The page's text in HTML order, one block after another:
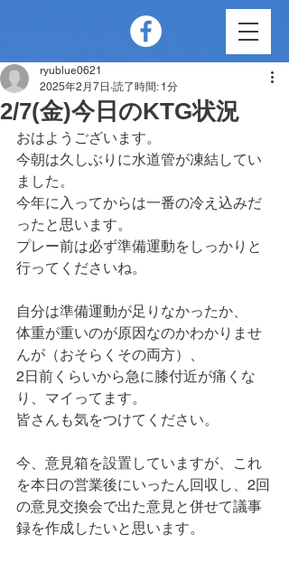
2/7(金)今日のKTG状況
ryublue0621
2025年2月7日 読了時間: 1分
おはようございます。
今朝は久しぶりに水道管が凍結してい
ました。
今年に入ってからは一番の冷え込みだ
ったと思います。
プレー前は必ず準備運動をしっかりと
行ってくださいね。
自分は準備運動が足りなかったか、
体重が重いのが原因なのかわかりませ
んが（おそらくその両方）、
2日前くらいから急に膝付近が痛くな
り、マイってます。
皆さんも気をつけてください。
今、意見箱を設置していますが、これ
を本日の営業後にいったん回収し、2回
の意見交換会で出た意見と併せて議事
録を作成したいと思います。